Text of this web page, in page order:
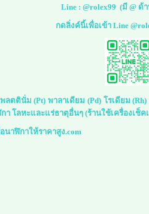
Line : @rolex99 (มี @ ด้
กดลิ่งค์นี้เพื่อเข้า Line
ตตินั่ม (Pt) พาลาเดียม (Pd) โรเดียม
โลหะและแร่ธาตุอื่นๆ (ร้านใช้เครื่องเช็
นาฬิกาให้ราคาสูง.com